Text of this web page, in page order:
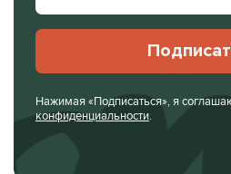
Нажимая «Подписаться», я
конфиденциальности.